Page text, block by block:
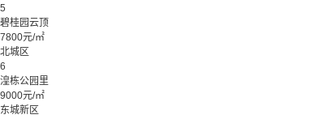
5
碧桂园云顶
7800元/㎡
北城区
6
湟栋公园里
9000元/㎡
东城新区